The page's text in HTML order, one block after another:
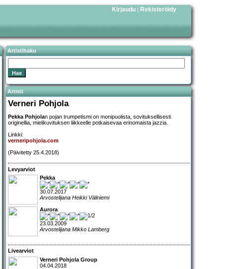
Kirjaudu | Rekisteröidy
Artistihaku
Artisti
Verneri Pohjola
Pekka Pohjolan pojan trumpetismi on monipuolista, sovituksellisesti
originellia, mielikuvituksen liikkeelle potkaisevaa erinomaista jazzia.
Linkki:
verneripohjola.com
(Päivitetty 25.4.2018)
Levyarviot
Pekka
30.07.2017
Arvostelijana Heikki Väliniemi
Aurora
23.03.2009
Arvostelijana Mikko Lamberg
Livearviot
Verneri Pohjola Group
04.04.2018